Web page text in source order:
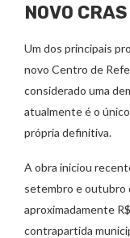
NOVO
Um dos principais
novo Centro de
considerado uma
atualmente é o
própria definitiva.
A obra iniciou
setembro e outubro
aproximadamente
contrapartida